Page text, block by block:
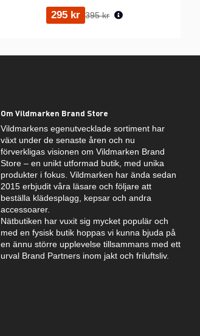
295 kr Ordinarie pris:
395 kr
Om Vildmarken Brand Store
Vildmarkens egenutvecklade sortiment har
växt under de senaste åren och nu
förverkligas visionen om Vildmarken Brand
Store – en unikt utformad butik, med unika
produkter i fokus. Vildmarken har ända sedan
2015 erbjudit våra läsare och följare att
beställa klädesplagg, kepsar och andra
accessoarer.
Nätbutiken har vuxit sig mycket populär och
med en fysisk butik hoppas vi kunna bjuda på
en ännu större upplevelse tillsammans med ett
urval Brand Partners inom jakt och friluftsliv.